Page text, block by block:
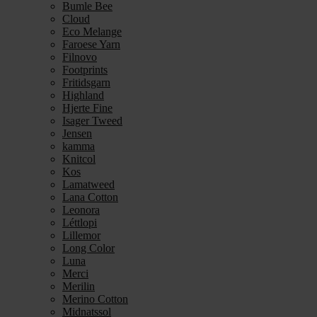
Bumle Bee
Cloud
Eco Melange
Faroese Yarn
Filnovo
Footprints
Fritidsgarn
Highland
Hjerte Fine
Isager Tweed
Jensen
kamma
Knitcol
Kos
Lamatweed
Lana Cotton
Leonora
Léttlopi
Lillemor
Long Color
Luna
Merci
Merilin
Merino Cotton
Midnatssol